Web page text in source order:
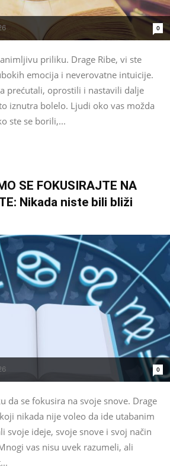
0
priliku. Drage Ribe, vi ste
emocija i neverovatne intuicije.
prećutali, oprostili i nastavili dalje
iznutra bolelo. Ljudi oko vas možda
ste se borili,...
SE FOKUSIRAJTE NA
Nikada niste bili bliži
0
da se fokusira na svoje snove. Drage
nikada nije voleo da ide utabanim
svoje ideje, svoje snove i svoj način
vas nisu uvek razumeli, ali